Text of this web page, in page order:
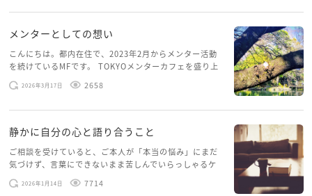
メンターとしての想い
こんにちは。都内在住で、2023年2月からメンター活動
を続けているMFです。 TOKYOメンターカフェを盛り上
げたいという想いから、勇気を出して初めてブログを投
稿してみようと思います。少し自分のことを書いてみま
2026年3月17日 2658
静かに自分の心と語り合うこと
ご相談を受けていると、ご本人が「本当の悩み」にまだ
気づけず、言葉にできないまま苦しんでいらっしゃるケ
ースがありますお悩みというのは、心の深いところ（深
層心理）に触れることで、まったく違う角度から解決の
2026年1月14日 7714